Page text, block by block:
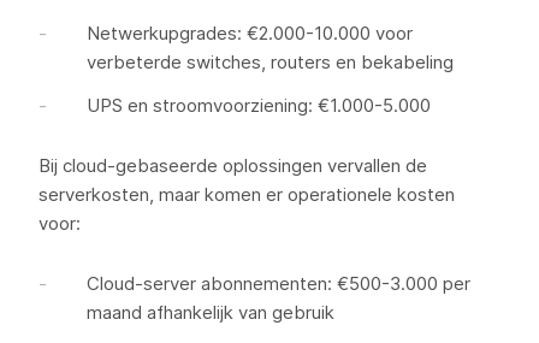
Netwerkupgrades: €2.000-10.000 voor
verbeterde switches, routers en bekabeling
UPS en stroomvoorziening: €1.000-5.000
Bij cloud-gebaseerde oplossingen vervallen de
serverkosten, maar komen er operationele kosten
voor:
Cloud-server abonnementen: €500-3.000 per
maand afhankelijk van gebruik